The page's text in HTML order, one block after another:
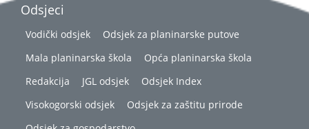
Odsjeci
Vodički odsjek
Odsjek za planinarske putove
Mala planinarska škola
Opća planinarska škola
Redakcija
JGL odsjek
Odsjek Index
Visokogorski odsjek
Odsjek za zaštitu prirode